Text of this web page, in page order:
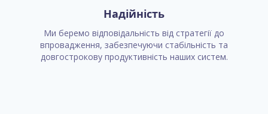
Надійність
Ми беремо відповідальність від стратегії до
впровадження, забезпечуючи стабільність та
довгострокову продуктивність наших систем.